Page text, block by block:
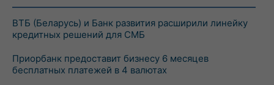
ВТБ (Беларусь) и Банк развития расширили линейку
кредитных решений для СМБ
Приорбанк предоставит бизнесу 6 месяцев
бесплатных платежей в 4 валютах